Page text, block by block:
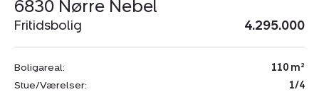
6830 Nørre Nebel
Fritidsbolig 4.295.000
Boligareal:
110 m²
Stue/Værelser:
1/4